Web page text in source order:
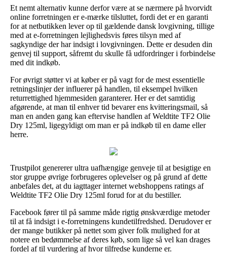
Et nemt alternativ kunne derfor være at se nærmere på hvorvidt
online forretningen er e-mærke tilsluttet, fordi det er en garanti
for at netbutikken lever op til gældende dansk lovgivning, tillige
med at e-forretningen lejlighedsvis føres tilsyn med af
sagkyndige der har indsigt i lovgivningen. Dette er desuden din
genvej til support, såfremt du skulle få udfordringer i forbindelse
med dit indkøb.
For øvrigt støtter vi at køber er på vagt for de mest essentielle
retningslinjer der influerer på handlen, til eksempel hvilken
returrettighed hjemmesiden garanterer. Her er det samtidig
afgørende, at man til enhver tid bevarer ens kvitteringsmail, så
man en anden gang kan eftervise handlen af Weldtite TF2 Olie
Dry 125ml, ligegyldigt om man er på indkøb til en dame eller
herre.
Trustpilot genererer ultra uafhængige genveje til at besigtige en
stor gruppe øvrige forbrugeres oplevelser og på grund af dette
anbefales det, at du iagttager internet webshoppens ratings af
Weldtite TF2 Olie Dry 125ml forud for at du bestiller.
Facebook fører til på samme måde rigtig ønskværdige metoder
til at få indsigt i e-forretningens kundetilfredshed. Derudover er
der mange butikker på nettet som giver folk mulighed for at
notere en bedømmelse af deres køb, som lige så vel kan drages
fordel af til vurdering af hvor tilfredse kunderne er.